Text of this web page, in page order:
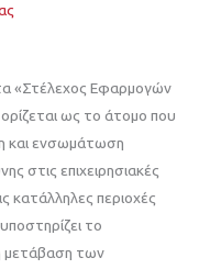
«Στέλεχος Εφαρμογών
ως το άτομο που
και ενσωμάτωση
στις επιχειρησιακές
κατάλληλες περιοχές
το
μετάβαση των